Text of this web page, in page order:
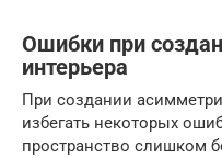
Ошибки при
интерьера
При создании
избегать некоторых
пространство слишком